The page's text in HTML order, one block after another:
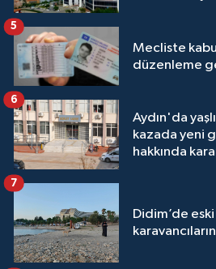
Mecliste
düzenleme
5
Aydın'da
kazada yeni
hakkında
6
Didim’de
7